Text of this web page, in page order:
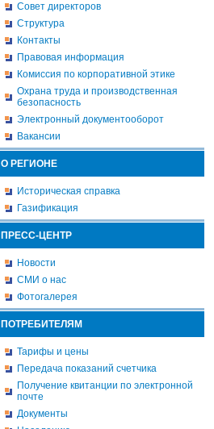
Совет директоров
Структура
Контакты
Правовая информация
Комиссия по корпоративной этике
Охрана труда и производственная
безопасность
Электронный документооборот
Вакансии
О РЕГИОНЕ
Историческая справка
Газификация
ПРЕСС-ЦЕНТР
Новости
СМИ о нас
Фотогалерея
ПОТРЕБИТЕЛЯМ
Тарифы и цены
Передача показаний счетчика
Получение квитанции по электронной
почте
Документы